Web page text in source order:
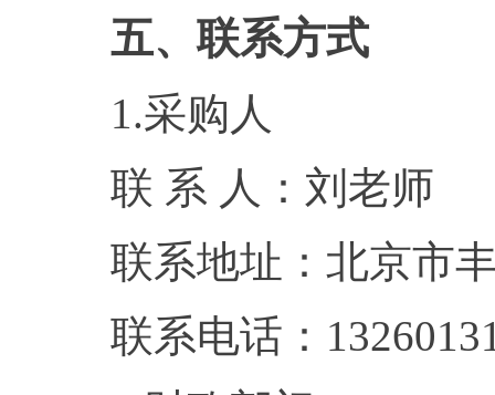
五、联系方式
1.采购人
联 系 人：刘老师
联系地址：北京市
联系电话：